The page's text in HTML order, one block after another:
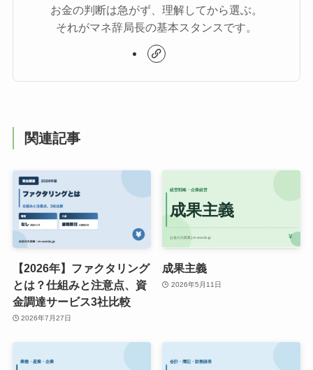
お金の判断は急がず、理解してから選ぶ。
それがマネ辞局長の基本スタンスです。
関連記事
【2026年】ファクタリング
とは？仕組みと注意点、資
金調達サービス3社比較
2026年7月27日
成果主義
2026年5月11日